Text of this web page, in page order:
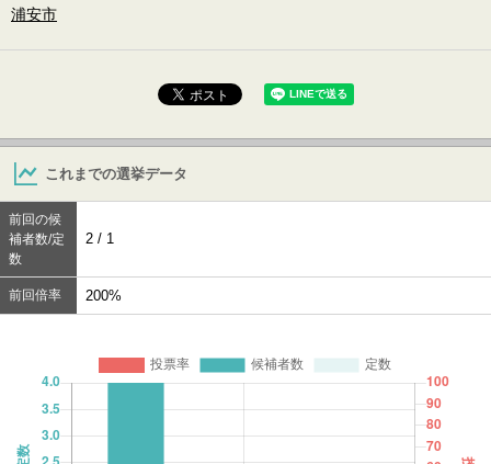
浦安市
これまでの選挙データ
前回の候
補者数/定
数
2 / 1
前回倍率 200%